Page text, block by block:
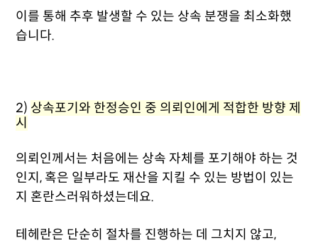
이를 통해 추후 발생할 수 있는 상속 분쟁을 최소화했
습니다.
2) 상속포기와 한정승인 중 의뢰인에게 적합한 방향 제
시
의뢰인께서는 처음에는 상속 자체를 포기해야 하는 것
인지, 혹은 일부라도 재산을 지킬 수 있는 방법이 있는
지 혼란스러워하셨는데요.
테헤란은 단순히 절차를 진행하는 데 그치지 않고,